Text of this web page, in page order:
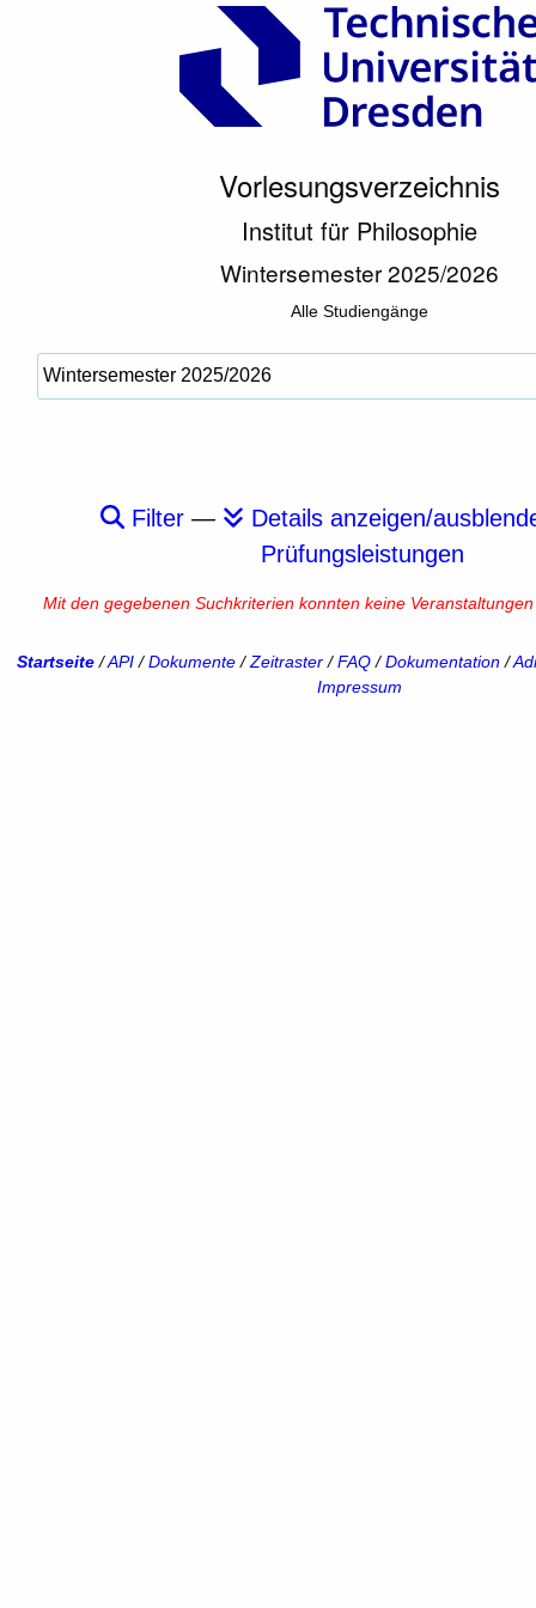
Vorlesungsverzeichnis
Institut für Philosophie
Wintersemester 2025/2026
Alle Studiengänge
Filter —
Details anzeigen/
Prüfungsleistungen
Mit den gegebenen Suchkriterien konnten keine
Startseite/API/Dokumente/Zeitraster/FAQ/Dokumentation/
Impressum